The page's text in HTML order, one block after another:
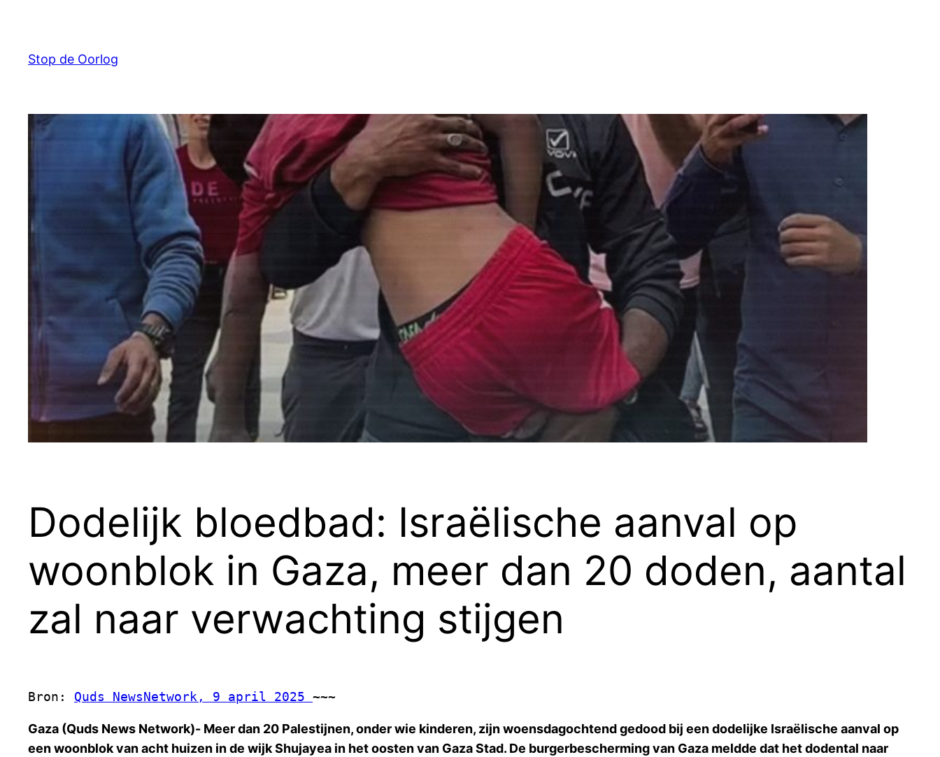
Stop de Oorlog
Dodelijk bloedbad: Israëlische aanval op
woonblok in Gaza, meer dan 20 doden, aantal
zal naar verwachting stijgen
Bron: Quds NewsNetwork, 9 april 2025 ~~~
Gaza (Quds News Network)- Meer dan 20 Palestijnen, onder wie kinderen, zijn woensdagochtend gedood bij een dodelijke Israëlische aanval op
een woonblok van acht huizen in de wijk Shujayea in het oosten van Gaza Stad. De burgerbescherming van Gaza meldde dat het dodental naar